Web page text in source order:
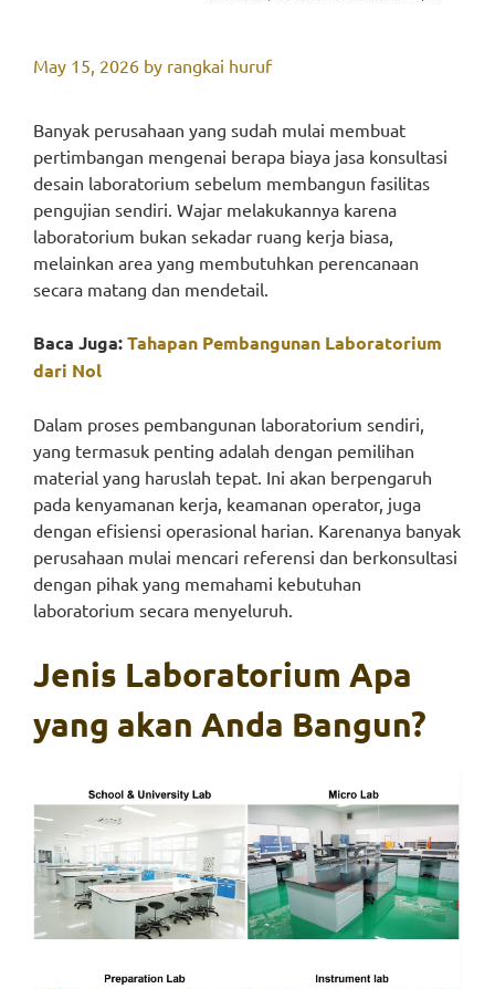
May 15, 2026 by rangkai huruf
Banyak perusahaan yang sudah mulai membuat
pertimbangan mengenai berapa biaya jasa konsultasi
desain laboratorium sebelum membangun fasilitas
pengujian sendiri. Wajar melakukannya karena
laboratorium bukan sekadar ruang kerja biasa,
melainkan area yang membutuhkan perencanaan
secara matang dan mendetail.
Baca Juga:Tahapan Pembangunan Laboratorium
dari Nol
Dalam proses pembangunan laboratorium sendiri,
yang termasuk penting adalah dengan pemilihan
material yang haruslah tepat. Ini akan berpengaruh
pada kenyamanan kerja, keamanan operator, juga
dengan efisiensi operasional harian. Karenanya banyak
perusahaan mulai mencari referensi dan berkonsultasi
dengan pihak yang memahami kebutuhan
laboratorium secara menyeluruh.
Jenis Laboratorium Apa
yang akan Anda Bangun?